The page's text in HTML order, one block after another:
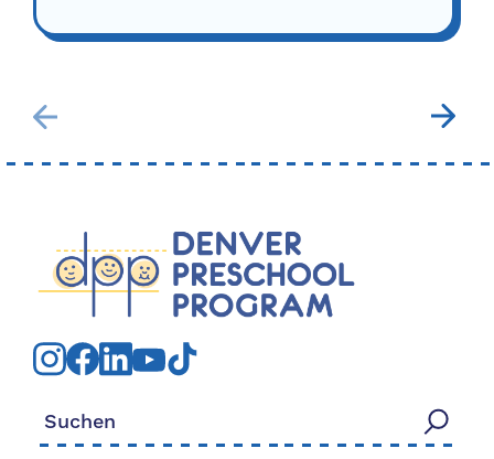
Suchen nach: